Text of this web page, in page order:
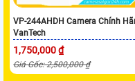
VP-244AHDH Camera Chính
VanTech
1,750,000 ₫
Giá Gốc: 2,500,000 ₫